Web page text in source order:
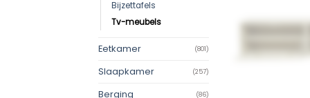
Bijzettafels
Tv-meubels
Eetkamer (801)
Slaapkamer (257)
Berging (86)